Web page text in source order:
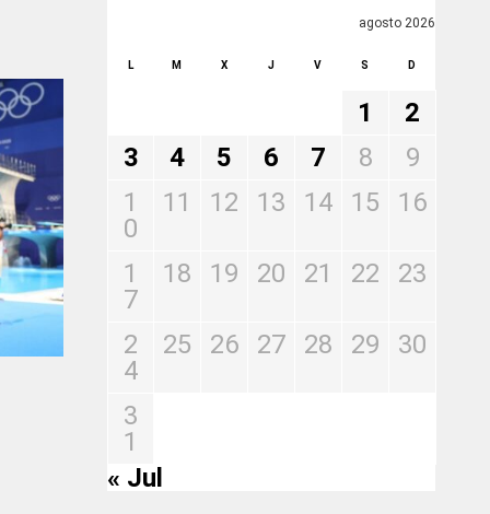
agosto 2026
L M X J V S D
1
2
3
4 5 6 7 8
9
1
0
11 12 13 14 15 16
1
7
18 19 20 21 22 23
2
4
25 26 27 28 29 30
3
1
« Jul